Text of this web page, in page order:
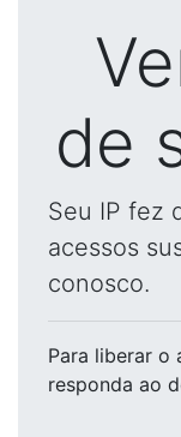
de
Seu IP fez
acessos
conosco.
Para liberar o
responda ao